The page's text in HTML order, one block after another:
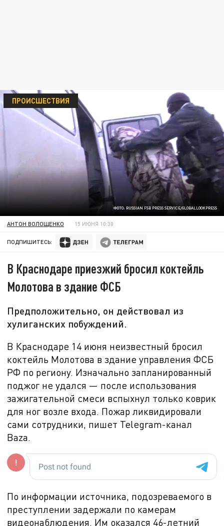
ФОТО: RUSSIAN FSB PRESS SERVICE/GLOBALLOOKPRESS
ПРОИСШЕСТВИЯ
АНТОН ВОЛОЩЕНКО 15 ИЮНЯ 10:30
ПОДПИШИТЕСЬ:
В Краснодаре приезжий бросил коктейль
Молотова в здание ФСБ
Предположительно, он действовал из
хулиганских побуждений.
В Краснодаре 14 июня неизвестный бросил
коктейль Молотова в здание управления ФСБ
РФ по региону. Изначально запланированный
поджог не удался — после использования
зажигательной смеси вспыхнул только коврик
для ног возле входа. Пожар ликвидировали
сами сотрудники, пишет Telegram-канал
Baza.
По информации источника, подозреваемого в
преступлении задержали по камерам
видеонаблюдения. Им оказался 46-летний